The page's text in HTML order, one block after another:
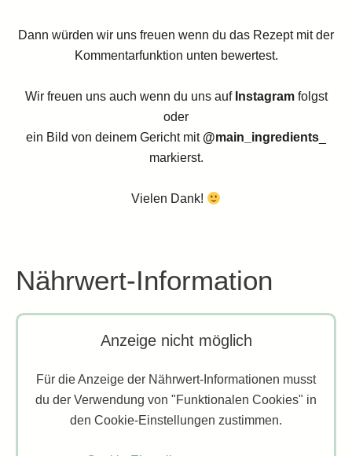
Dann würden wir uns freuen wenn du das Rezept mit der
Kommentarfunktion unten bewertest.
Wir freuen uns auch wenn du uns auf Instagramfolgst
oder
ein Bild von deinem Gericht mit @main_ingredients
markierst.
Vielen Dank!
Nährwert-Information
Anzeige nicht möglich
Für die Anzeige der Nährwert-Informationen musst
du der Verwendung von "Funktionalen Cookies" in
den Cookie-Einstellungen zustimmen.